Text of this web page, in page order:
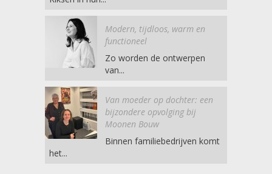
Modern, tijdloos, warm en
functioneel
Zo worden de ontwerpen
van...
Van moeder op dochter: een
bijzondere opvolging bij
Moonen Bouw
Binnen familiebedrijven komt
het...